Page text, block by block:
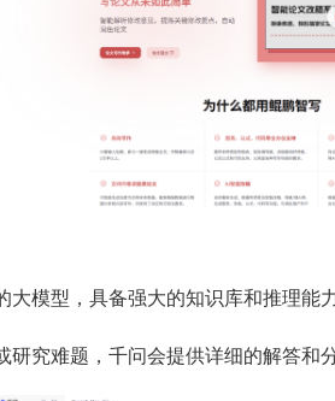
模型，具备强大的知识库和推理能
究难题，千问会提供详细的解答和